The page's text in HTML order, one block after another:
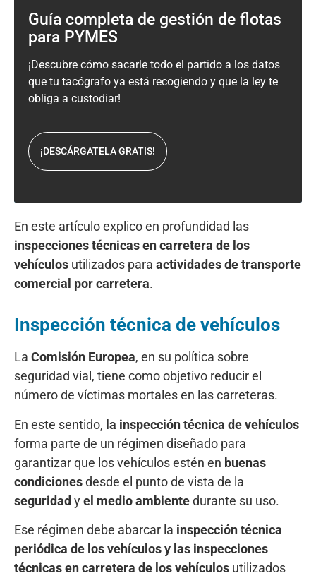
Guía completa de gestión de flotas
para PYMES
¡Descubre cómo sacarle todo el partido a los datos
que tu tacógrafo ya está recogiendo y que la ley te
obliga a custodiar!
¡DESCÁRGATELA GRATIS!
En este artículo explico en profundidad las
inspecciones técnicas en carretera de los
vehículos utilizados para actividades de transporte
comercial por carretera.
Inspección técnica de vehículos
La Comisión Europea, en su política sobre
seguridad vial, tiene como objetivo reducir el
número de víctimas mortales en las carreteras.
En este sentido, la inspección técnica de vehículos
forma parte de un régimen diseñado para
garantizar que los vehículos estén en buenas
condicionesdesde el punto de vista de la
seguridadyel medio ambientedurante su uso.
Ese régimen debe abarcar la inspección técnica
periódica de los vehículos y las inspecciones
técnicas en carretera de los vehículos utilizados